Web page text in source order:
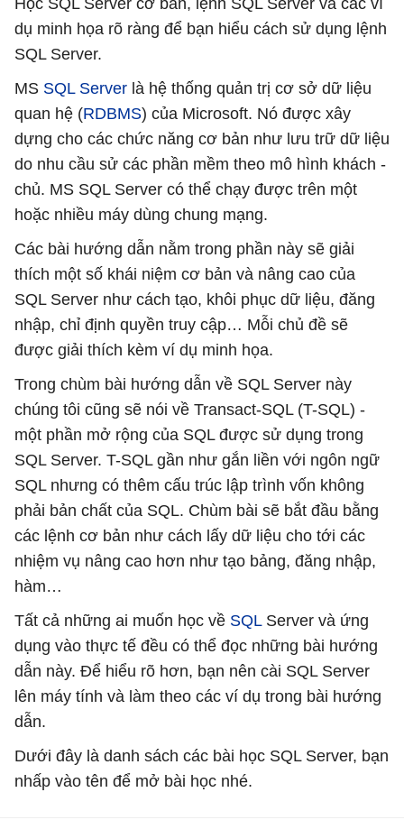
dụ minh họa rõ ràng để bạn hiểu cách sử dụng lệnh
SQL Server.
MS SQL Server là hệ thống quản trị cơ sở dữ liệu
quan hệ (RDBMS) của Microsoft. Nó được xây
dựng cho các chức năng cơ bản như lưu trữ dữ liệu
do nhu cầu sử các phần mềm theo mô hình khách -
chủ. MS SQL Server có thể chạy được trên một
hoặc nhiều máy dùng chung mạng.
Các bài hướng dẫn nằm trong phần này sẽ giải
thích một số khái niệm cơ bản và nâng cao của
SQL Server như cách tạo, khôi phục dữ liệu, đăng
nhập, chỉ định quyền truy cập… Mỗi chủ đề sẽ
được giải thích kèm ví dụ minh họa.
Trong chùm bài hướng dẫn về SQL Server này
chúng tôi cũng sẽ nói về Transact-SQL (T-SQL) -
một phần mở rộng của SQL được sử dụng trong
SQL Server. T-SQL gần như gắn liền với ngôn ngữ
SQL nhưng có thêm cấu trúc lập trình vốn không
phải bản chất của SQL. Chùm bài sẽ bắt đầu bằng
các lệnh cơ bản như cách lấy dữ liệu cho tới các
nhiệm vụ nâng cao hơn như tạo bảng, đăng nhập,
hàm…
Tất cả những ai muốn học về SQL Server và ứng
dụng vào thực tế đều có thể đọc những bài hướng
dẫn này. Để hiểu rõ hơn, bạn nên cài SQL Server
lên máy tính và làm theo các ví dụ trong bài hướng
dẫn.
Dưới đây là danh sách các bài học SQL Server, bạn
nhấp vào tên để mở bài học nhé.